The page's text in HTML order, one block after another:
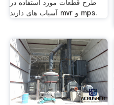
طرح قطعات مورد استفاده در
آسیاب های دارند mvr و mps.